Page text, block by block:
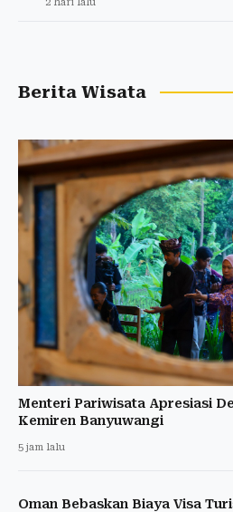
Berita Wisata
Menteri Pariwisata Apresiasi
Kemiren Banyuwangi
5 jam lalu
Oman Bebaskan Biaya Visa